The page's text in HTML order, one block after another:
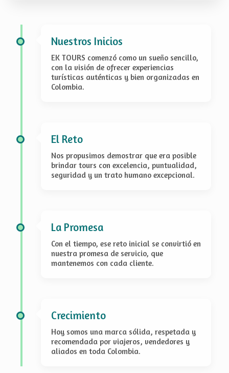
Nuestros Inicios
EK TOURS comenzó como un sueño sencillo,
con la visión de ofrecer experiencias
turísticas auténticas y bien organizadas en
Colombia.
El Reto
Nos propusimos demostrar que era posible
brindar tours con excelencia, puntualidad,
seguridad y un trato humano excepcional.
La Promesa
Con el tiempo, ese reto inicial se convirtió en
nuestra promesa de servicio, que
mantenemos con cada cliente.
Crecimiento
Hoy somos una marca sólida, respetada y
recomendada por viajeros, vendedores y
aliados en toda Colombia.